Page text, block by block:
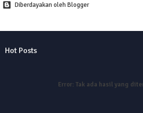
Diberdayakan oleh Blogger
Hot Posts
Error: Tak ada hasil yang